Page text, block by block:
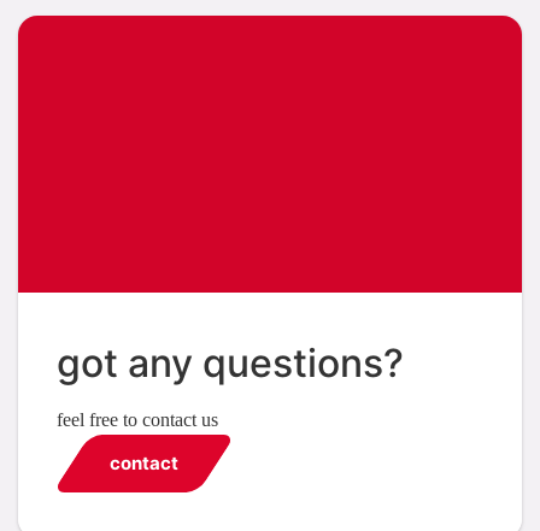
got any questions?
feel free to contact us
contact